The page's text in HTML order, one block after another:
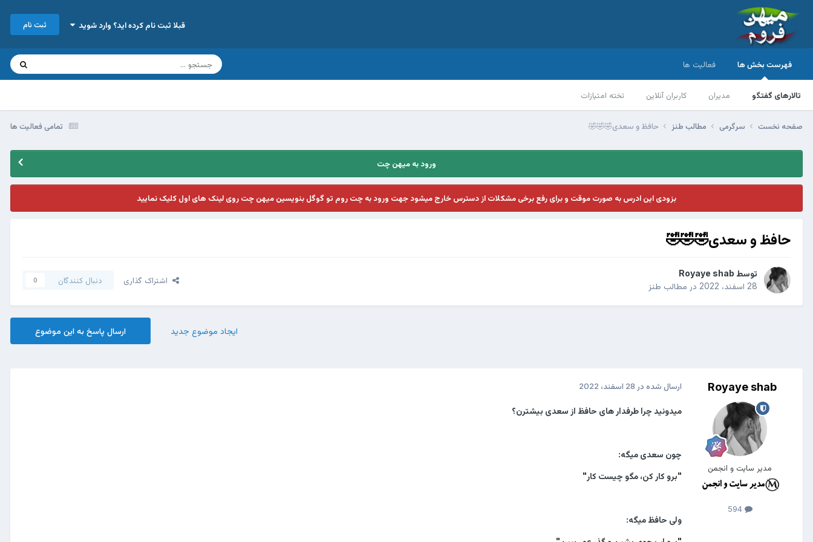
قبلا ثبت نام کرده اید؟ وارد شوید ثبت نام
فهرست بخش ها
تالارهای گفتگو مدیران کاربران آنلاین تخته امتیازات
فعالیت ها
تمامی فعالیت ها صفحه نخست سرگرمی مطالب طنز حافظ و سعدی🤣🤣🤣
ورود به میهن چت
بزودی این ادرس به صورت موقت و برای رفع برخی مشکلات از دسترس خارج میشود جهت ورود به چت روم تو گوگل بنویسین میهن چت روی لینک های اول کلیک نمایید
حافظ و سعدی🤣🤣🤣
توسط Royaye shab
28 اسفند، 2022
در مطالب طنز
اشتراک گذاری دنبال کنندگان 0
ارسال پاسخ به این موضوع ایجاد موضوع جدید
Royaye shab
مدیر سایت و انجمن
594
ارسال شده در 28 اسفند، 2022
میدونید چرا طرفدار های حافظ از سعدی بیشترن؟
چون سعدی میگه:
"برو کار کن، مگو چیست کار"
ولی حافظ میگه: